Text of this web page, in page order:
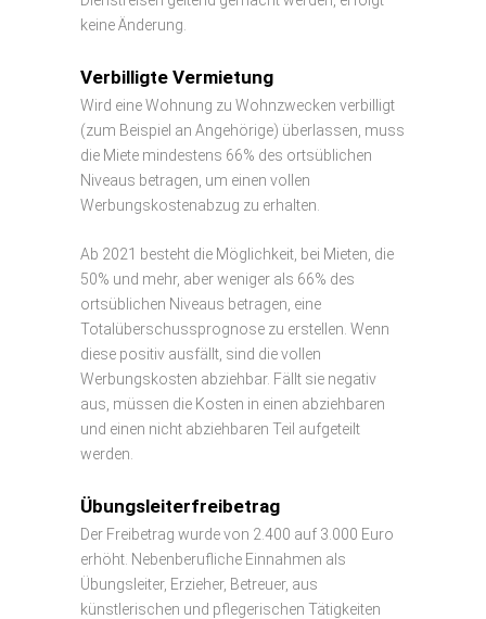
keine Änderung.
Verbilligte Vermietung
Wird eine Wohnung zu Wohnzwecken verbilligt
(zum Beispiel an Angehörige) überlassen, muss
die Miete mindestens 66% des ortsüblichen
Niveaus betragen, um einen vollen
Werbungskostenabzug zu erhalten.
Ab 2021 besteht die Möglichkeit, bei Mieten, die
50% und mehr, aber weniger als 66% des
ortsüblichen Niveaus betragen, eine
Totalüberschussprognose zu erstellen. Wenn
diese positiv ausfällt, sind die vollen
Werbungskosten abziehbar. Fällt sie negativ
aus, müssen die Kosten in einen abziehbaren
und einen nicht abziehbaren Teil aufgeteilt
werden.
Übungsleiterfreibetrag
Der Freibetrag wurde von 2.400 auf 3.000 Euro
erhöht. Nebenberufliche Einnahmen als
Übungsleiter, Erzieher, Betreuer, aus
künstlerischen und pflegerischen Tätigkeiten